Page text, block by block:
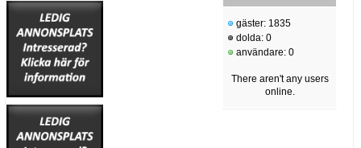
gäster: 1835
dolda: 0
användare: 0
There aren't any users
online.